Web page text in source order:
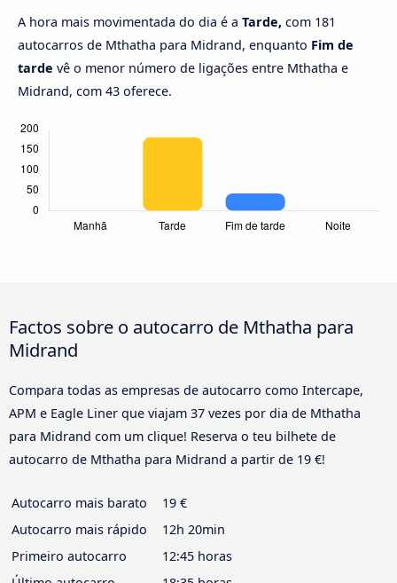
A hora mais movimentada do dia é a Tarde, com 181
autocarros de Mthatha para Midrand, enquanto Fim de
tarde vê o menor número de ligações entre Mthatha e
Midrand, com 43 oferece.
Factos sobre o autocarro de Mthatha para
Midrand
Compara todas as empresas de autocarro como Intercape,
APM e Eagle Liner que viajam 37 vezes por dia de Mthatha
para Midrand com um clique! Reserva o teu bilhete de
autocarro de Mthatha para Midrand a partir de 19 €!
Autocarro mais barato
19 €
Autocarro mais rápido
12h 20min
Primeiro autocarro
12:45 horas